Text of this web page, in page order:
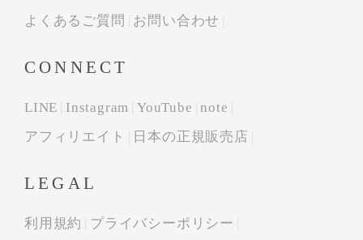
よくあるご質問
お問い合わせ
CONNECT
LINE Instagram YouTube
note
アフィリエイト
日本の正規販売店
LEGAL
利用規約 プライバシーポリシー